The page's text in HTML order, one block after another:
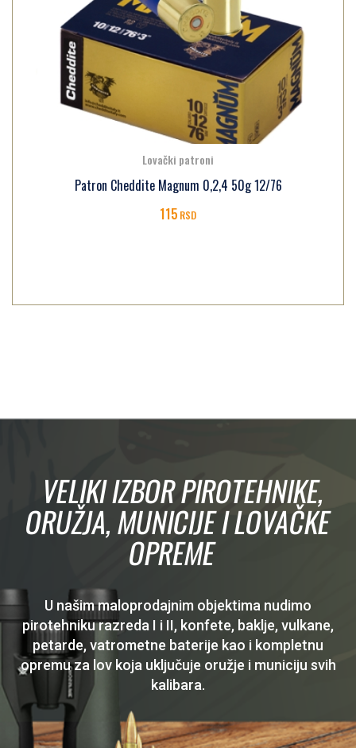
Lovački patroni
Patron Cheddite Magnum 0,2,4 50g 12/76
115RSD
VELIKI IZBOR PIROTEHNIKE,
ORUŽJA, MUNICIJE I LOVAČKE
OPREME
U našim maloprodajnim objektima nudimo
pirotehniku razreda I i II, konfete, baklje, vulkane,
petarde, vatrometne baterije kao i kompletnu
opremu za lov koja uključuje oružje i municiju svih
kalibara.